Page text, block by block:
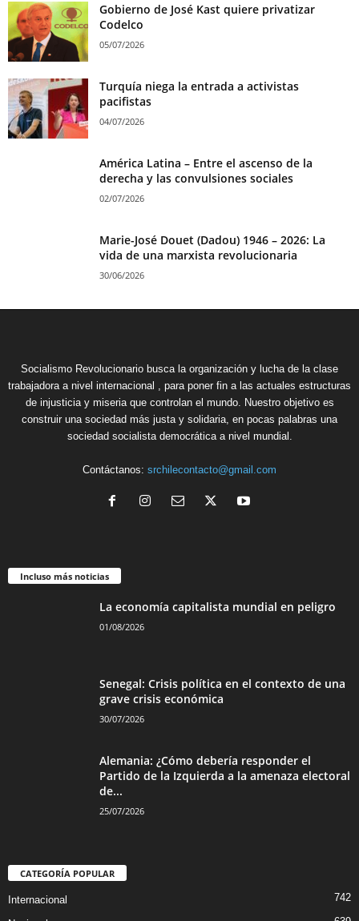
Gobierno de José Kast quiere privatizar
Codelco
05/07/2026
Turquía niega la entrada a activistas
pacifistas
04/07/2026
América Latina – Entre el ascenso de la
derecha y las convulsiones sociales
02/07/2026
Marie-José Douet (Dadou) 1946 – 2026: La
vida de una marxista revolucionaria
30/06/2026
Socialismo Revolucionario busca la organización y lucha de la clase
trabajadora a nivel internacional , para poner fin a las actuales estructuras
de injusticia y miseria que controlan el mundo. Nuestro objetivo es
construir una sociedad más justa y solidaria, en pocas palabras una
sociedad socialista democrática a nivel mundial.
Contáctanos: srchilecontacto@gmail.com
Incluso más noticias
La economía capitalista mundial en peligro
01/08/2026
Senegal: Crisis política en el contexto de una
grave crisis económica
30/07/2026
Alemania: ¿Cómo debería responder el
Partido de la Izquierda a la amenaza electoral
de...
25/07/2026
CATEGORÍA POPULAR
Internacional 742